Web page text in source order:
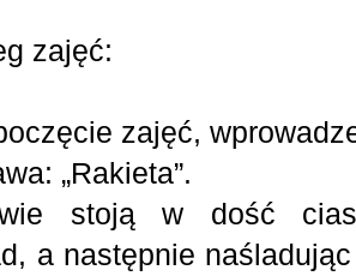
zajęć:
zajęć,
„Rakieta”.
stoją w dość
a następnie